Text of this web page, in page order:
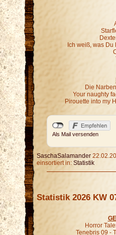
Ich weiß, was
Die
Your naughty
Pirouette into my
Als Mail versenden
SaschaSalamander
einsortiert in: Statistik
Statistik 2026 KW
Horror
Tenebris 09 -